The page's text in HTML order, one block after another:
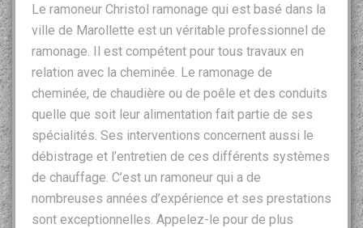
Le ramoneur Christol ramonage qui est basé dans la
ville de Marollette est un véritable professionnel de
ramonage. Il est compétent pour tous travaux en
relation avec la cheminée. Le ramonage de
cheminée, de chaudière ou de poêle et des conduits
quelle que soit leur alimentation fait partie de ses
spécialités. Ses interventions concernent aussi le
débistrage et l’entretien de ces différents systèmes
de chauffage. C’est un ramoneur qui a de
nombreuses années d’expérience et ses prestations
sont exceptionnelles. Appelez-le pour de plus